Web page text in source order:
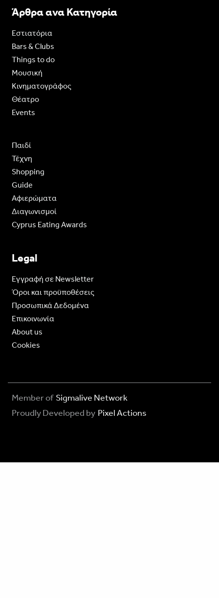
Άρθρα ανα Κατηγορία
Εστιατόρια
Bars & Clubs
Things to do
Moυσική
Κινηματογράφος
Θέατρο
Events
Παιδί
Τέχνη
Shopping
Guide
Aφιερώματα
Διαγωνισμοί
Cyprus Eating Awards
Legal
Eγγραφή σε Newsletter
Όροι και προϋποθέσεις
Προσωπικά Δεδομένα
Επικοινωνία
About us
Cookies
Member of Sigmalive Network
Proudly Developed by Pixel Actions